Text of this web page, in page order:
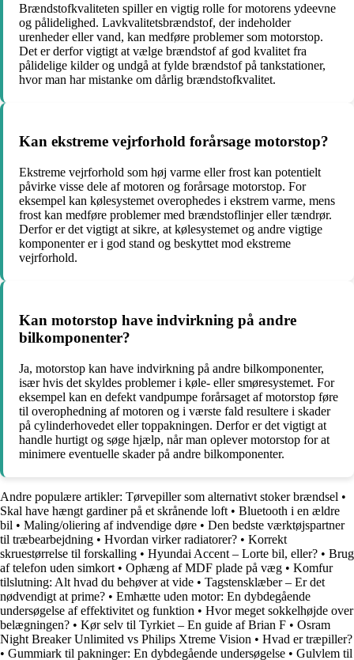
Brændstofkvaliteten spiller en vigtig rolle for motorens ydeevne
og pålidelighed. Lavkvalitetsbrændstof, der indeholder
urenheder eller vand, kan medføre problemer som motorstop.
Det er derfor vigtigt at vælge brændstof af god kvalitet fra
pålidelige kilder og undgå at fylde brændstof på tankstationer,
hvor man har mistanke om dårlig brændstofkvalitet.
Kan ekstreme vejrforhold forårsage motorstop?
Ekstreme vejrforhold som høj varme eller frost kan potentielt
påvirke visse dele af motoren og forårsage motorstop. For
eksempel kan kølesystemet overophedes i ekstrem varme, mens
frost kan medføre problemer med brændstoflinjer eller tændrør.
Derfor er det vigtigt at sikre, at kølesystemet og andre vigtige
komponenter er i god stand og beskyttet mod ekstreme
vejrforhold.
Kan motorstop have indvirkning på andre
bilkomponenter?
Ja, motorstop kan have indvirkning på andre bilkomponenter,
især hvis det skyldes problemer i køle- eller smøresystemet. For
eksempel kan en defekt vandpumpe forårsaget af motorstop føre
til overophedning af motoren og i værste fald resultere i skader
på cylinderhovedet eller toppakningen. Derfor er det vigtigt at
handle hurtigt og søge hjælp, når man oplever motorstop for at
minimere eventuelle skader på andre bilkomponenter.
Andre populære artikler: Tørvepiller som alternativt stoker brændsel •
Skal have hængt gardiner på et skrånende loft • Bluetooth i en ældre
bil • Maling/oliering af indvendige døre • Den bedste værktøjspartner
til træbearbejdning • Hvordan virker radiatorer? • Korrekt
skruestørrelse til forskalling • Hyundai Accent – Lorte bil, eller? • Brug
af telefon uden simkort • Ophæng af MDF plade på væg • Komfur
tilslutning: Alt hvad du behøver at vide • Tagstensklæber – Er det
nødvendigt at prime? • Emhætte uden motor: En dybdegående
undersøgelse af effektivitet og funktion • Hvor meget sokkelhøjde over
belægningen? • Kør selv til Tyrkiet – En guide af Brian F • Osram
Night Breaker Unlimited vs Philips Xtreme Vision • Hvad er træpiller?
• Gummiark til pakninger: En dybdegående undersøgelse • Gulvlem til